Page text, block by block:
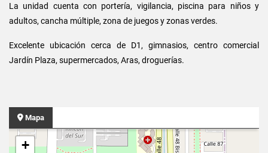
La unidad cuenta con portería, vigilancia, piscina para niños y
adultos, cancha múltiple, zona de juegos y zonas verdes.
Excelente ubicación cerca de D1, gimnasios, centro comercial
Jardín Plaza, supermercados, Aras, droguerías.
Mapa
+